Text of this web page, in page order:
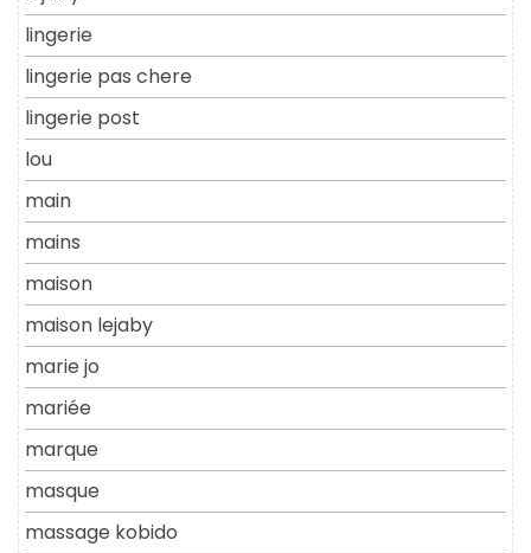
lingerie
lingerie pas chere
lingerie post
lou
main
mains
maison
maison lejaby
marie jo
mariée
marque
masque
massage kobido